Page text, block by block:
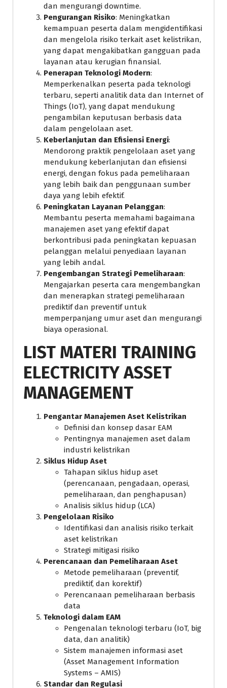
dan mengurangi downtime.
Pengurangan Risiko: Meningkatkan
kemampuan peserta dalam mengidentifikasi
dan mengelola risiko terkait aset kelistrikan,
yang dapat mengakibatkan gangguan pada
layanan atau kerugian finansial.
Penerapan Teknologi Modern:
Memperkenalkan peserta pada teknologi
terbaru, seperti analitik data dan Internet of
Things (IoT), yang dapat mendukung
pengambilan keputusan berbasis data
dalam pengelolaan aset.
Keberlanjutan dan Efisiensi Energi:
Mendorong praktik pengelolaan aset yang
mendukung keberlanjutan dan efisiensi
energi, dengan fokus pada pemeliharaan
yang lebih baik dan penggunaan sumber
daya yang lebih efektif.
Peningkatan Layanan Pelanggan:
Membantu peserta memahami bagaimana
manajemen aset yang efektif dapat
berkontribusi pada peningkatan kepuasan
pelanggan melalui penyediaan layanan
yang lebih andal.
Pengembangan Strategi Pemeliharaan:
Mengajarkan peserta cara mengembangkan
dan menerapkan strategi pemeliharaan
prediktif dan preventif untuk
memperpanjang umur aset dan mengurangi
biaya operasional.
LIST MATERI TRAINING
ELECTRICITY ASSET
MANAGEMENT
Pengantar Manajemen Aset Kelistrikan
Definisi dan konsep dasar EAM
Pentingnya manajemen aset dalam
industri kelistrikan
Siklus Hidup Aset
Tahapan siklus hidup aset
(perencanaan, pengadaan, operasi,
pemeliharaan, dan penghapusan)
Analisis siklus hidup (LCA)
Pengelolaan Risiko
Identifikasi dan analisis risiko terkait
aset kelistrikan
Strategi mitigasi risiko
Perencanaan dan Pemeliharaan Aset
Metode pemeliharaan (preventif,
prediktif, dan korektif)
Perencanaan pemeliharaan berbasis
data
Teknologi dalam EAM
Pengenalan teknologi terbaru (IoT, big
data, dan analitik)
Sistem manajemen informasi aset
(Asset Management Information
Systems – AMIS)
Standar dan Regulasi